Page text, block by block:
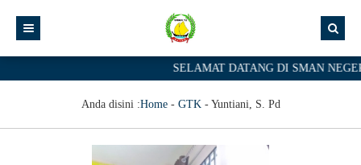
SELAMAT DATANG DI SMAN
Anda disini :Home- GTK- Yuntiani, S. Pd